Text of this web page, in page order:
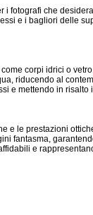
i fotografi che
e i bagliori delle
corpi idrici o
riducendo al
e mettendo in risalto
e le prestazioni
fantasma,
e